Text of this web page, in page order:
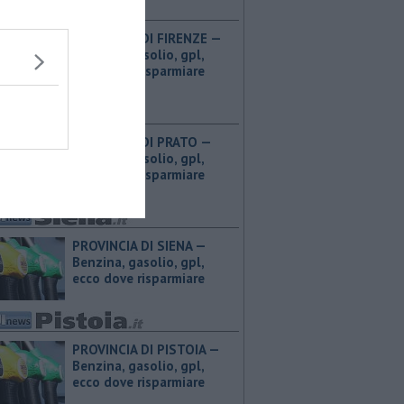
PROVINCIA DI FIRENZE — ​
Benzina, gasolio, gpl,
ecco dove risparmiare
PROVINCIA DI PRATO — ​
Benzina, gasolio, gpl,
ecco dove risparmiare
PROVINCIA DI SIENA — ​
Benzina, gasolio, gpl,
ecco dove risparmiare
PROVINCIA DI PISTOIA — ​
Benzina, gasolio, gpl,
ecco dove risparmiare